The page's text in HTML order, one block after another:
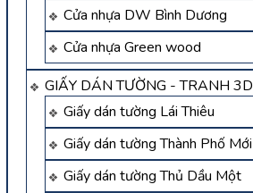
Cửa nhựa DW Bình Dương
Cửa nhựa Green wood
GIẤY DÁN TƯỜNG - TRANH 3D
Giấy dán tường Lái Thiêu
Giấy dán tường Thành Phố Mới
Giấy dán tường Thủ Dầu Một